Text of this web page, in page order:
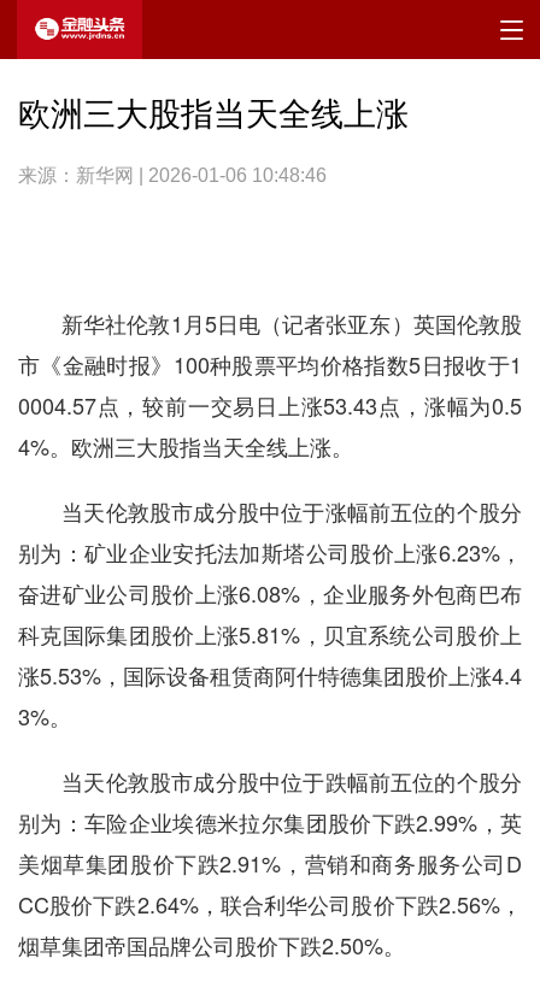
欧洲三大股指当天全线上涨
来源：新华网 | 2026-01-06 10:48:46
新华社伦敦1月5日电（记者张亚东）英国伦敦股
市《金融时报》100种股票平均价格指数5日报收于1
0004.57点，较前一交易日上涨53.43点，涨幅为0.5
4%。欧洲三大股指当天全线上涨。
当天伦敦股市成分股中位于涨幅前五位的个股分
别为：矿业企业安托法加斯塔公司股价上涨6.23%，
奋进矿业公司股价上涨6.08%，企业服务外包商巴布
科克国际集团股价上涨5.81%，贝宜系统公司股价上
涨5.53%，国际设备租赁商阿什特德集团股价上涨4.4
3%。
当天伦敦股市成分股中位于跌幅前五位的个股分
别为：车险企业埃德米拉尔集团股价下跌2.99%，英
美烟草集团股价下跌2.91%，营销和商务服务公司D
CC股价下跌2.64%，联合利华公司股价下跌2.56%，
烟草集团帝国品牌公司股价下跌2.50%。